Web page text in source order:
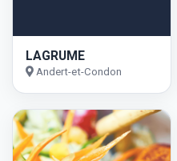
LAGRUME
Andert-et-Condon